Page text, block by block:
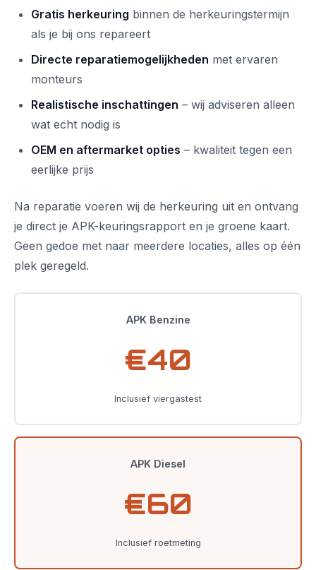
Gratis herkeuring binnen de herkeuringstermijn
als je bij ons repareert
Directe reparatiemogelijkheden met ervaren
monteurs
Realistische inschattingen – wij adviseren alleen
wat echt nodig is
OEM en aftermarket opties – kwaliteit tegen een
eerlijke prijs
Na reparatie voeren wij de herkeuring uit en ontvang
je direct je APK-keuringsrapport en je groene kaart.
Geen gedoe met naar meerdere locaties, alles op één
plek geregeld.
APK Benzine
€40
Inclusief viergastest
APK Diesel
€60
Inclusief roetmeting